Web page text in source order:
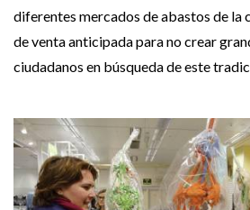
diferentes mercados de abastos de la
de venta anticipada para no crear
ciudadanos en búsqueda de este